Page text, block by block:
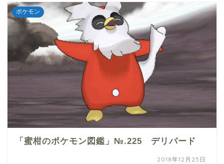
ポケモン
「蜜柑のポケモン図鑑」№.225 デリバード
2018年12月25日